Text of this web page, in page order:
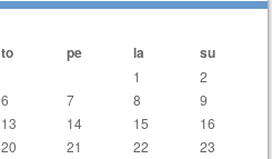
to pe la su
1
2
6 7 8
9
13 14 15
16
20 21 22
23